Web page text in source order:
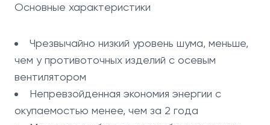
Основные характеристики
Чрезвычайно низкий уровень шума, меньше,
чем у противоточных изделий с осевым
вентилятором
Непревзойденная экономия энергии с
окупаемостью менее, чем за 2 года